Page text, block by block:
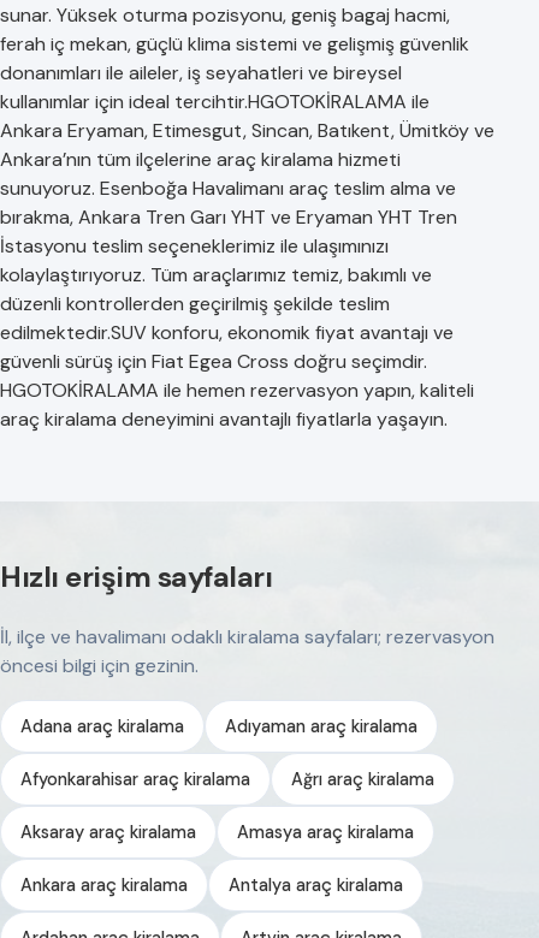
sunar. Yüksek oturma pozisyonu, geniş bagaj hacmi,
ferah iç mekan, güçlü klima sistemi ve gelişmiş güvenlik
donanımları ile aileler, iş seyahatleri ve bireysel
kullanımlar için ideal tercihtir.HGOTOKİRALAMA ile
Ankara Eryaman, Etimesgut, Sincan, Batıkent, Ümitköy ve
Ankara’nın tüm ilçelerine araç kiralama hizmeti
sunuyoruz. Esenboğa Havalimanı araç teslim alma ve
bırakma, Ankara Tren Garı YHT ve Eryaman YHT Tren
İstasyonu teslim seçeneklerimiz ile ulaşımınızı
kolaylaştırıyoruz. Tüm araçlarımız temiz, bakımlı ve
düzenli kontrollerden geçirilmiş şekilde teslim
edilmektedir.SUV konforu, ekonomik fiyat avantajı ve
güvenli sürüş için Fiat Egea Cross doğru seçimdir.
HGOTOKİRALAMA ile hemen rezervasyon yapın, kaliteli
araç kiralama deneyimini avantajlı fiyatlarla yaşayın.
Hızlı erişim sayfaları
İl, ilçe ve havalimanı odaklı kiralama sayfaları; rezervasyon
öncesi bilgi için gezinin.
Adana araç kiralama Adıyaman araç kiralama
Afyonkarahisar araç kiralama Ağrı araç kiralama
Aksaray araç kiralama Amasya araç kiralama
Ankara araç kiralama Antalya araç kiralama